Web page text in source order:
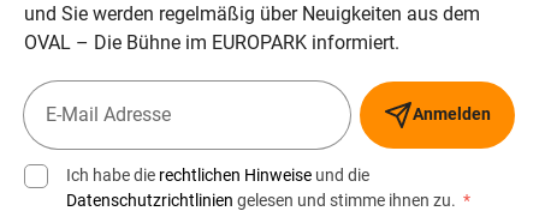
und Sie werden regelmäßig über Neuigkeiten aus dem
OVAL – Die Bühne im EUROPARK informiert.
Anmelden
Ich habe die rechtlichen Hinweise und die
Datenschutzrichtlinien gelesen und stimme ihnen zu. *